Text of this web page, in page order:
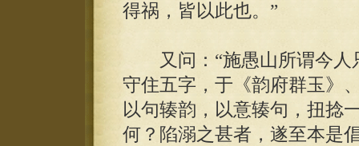
得祸，皆以此也。”
又问：“施愚山所谓今人
守住五字，于《韵府群玉》
以句辏韵，以意辏句，扭捻
何？陷溺之甚者，遂至本是